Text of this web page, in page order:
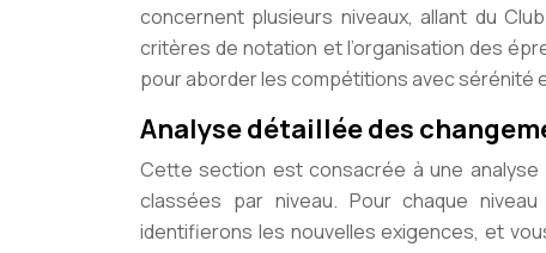
concernent plusieurs niveaux, allant du
critères de notation et l’organisation des
pour aborder les compétitions avec sérénité
Analyse détaillée des
Cette section est consacrée à une
classées par niveau. Pour chaque
identifierons les nouvelles exigences, et